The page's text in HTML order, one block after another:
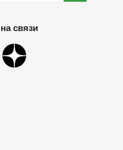
связи